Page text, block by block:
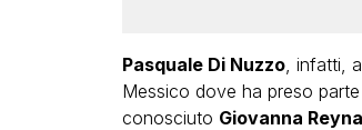
Pasquale Di Nuzzo, infatti,
Messico dove ha preso parte
conosciuto Giovanna